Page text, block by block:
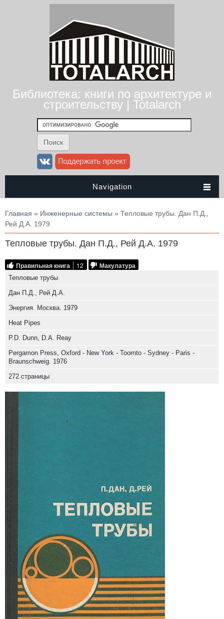
Библиотека: книги по архитектуре и
строительству | Totalarch
Navigation
Вы здесь
Главная » Инженерные системы » Тепловые трубы. Дан П.Д.,
Рей Д.А. 1979
Тепловые трубы. Дан П.Д., Рей Д.А. 1979
Правильная книга 12 Макулатура
Тепловые трубы
Дан П.Д., Рей Д.А.
Энергия. Москва. 1979
Heat Pipes
P.D. Dunn, D.A. Reay
Pergamon Press, Oxford - New York - Toornto - Sydney - Paris -
Braunschweig. 1976
272 страницы